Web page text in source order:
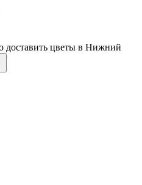
доставить цветы в Нижний